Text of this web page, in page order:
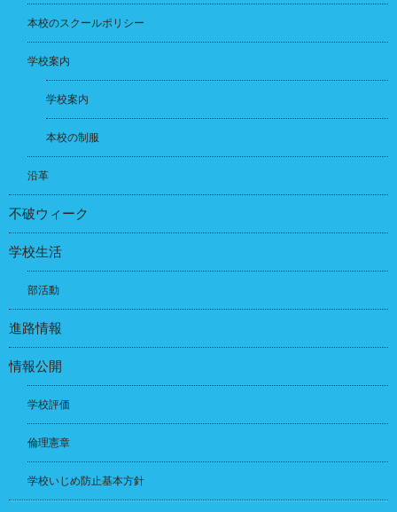
本校のスクールポリシー
学校案内
学校案内
本校の制服
沿革
不破ウィーク
学校生活
部活動
進路情報
情報公開
学校評価
倫理憲章
学校いじめ防止基本方針